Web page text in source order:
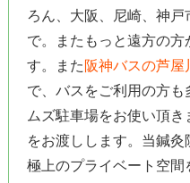
ろん、大阪、尼崎、神戸
で。またもっと遠方の
す。また 阪神バスの芦屋
で、バスをご利用の方も
ムズ駐車場をお使い頂き
をお渡しします。当鍼
極上のプライベート空間